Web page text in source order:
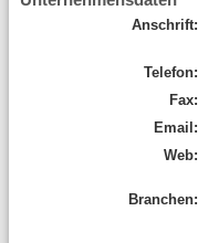
Anschrift:
Telefon:
Fax:
Email:
Web:
Branchen: